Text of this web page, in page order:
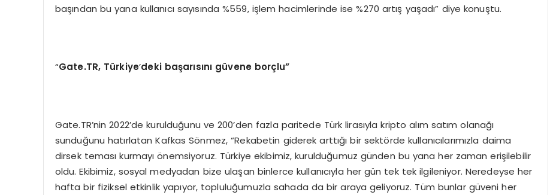
başından bu yana kullanıcı sayısında %559, işlem hacimlerinde ise %270 artış yaşadı” diye konuştu.
“Gate.TR, Türkiye’deki başarısını güvene borçlu”
Gate.TR’nin 2022’de kurulduğunu ve 200’den fazla paritede Türk lirasıyla kripto alım satım olanağı
sunduğunu hatırlatan Kafkas Sönmez, “Rekabetin giderek arttığı bir sektörde kullanıcılarımızla daima
dirsek teması kurmayı önemsiyoruz. Türkiye ekibimiz, kurulduğumuz günden bu yana her zaman erişilebilir
oldu. Ekibimiz, sosyal medyadan bize ulaşan binlerce kullanıcıyla her gün tek tek ilgileniyor. Neredeyse her
hafta bir fiziksel etkinlik yapıyor, topluluğumuzla sahada da bir araya geliyoruz. Tüm bunlar güveni her